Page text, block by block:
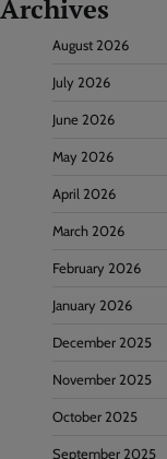
Archives
August 2026
July 2026
June 2026
May 2026
April 2026
March 2026
February 2026
January 2026
December 2025
November 2025
October 2025
September 2025